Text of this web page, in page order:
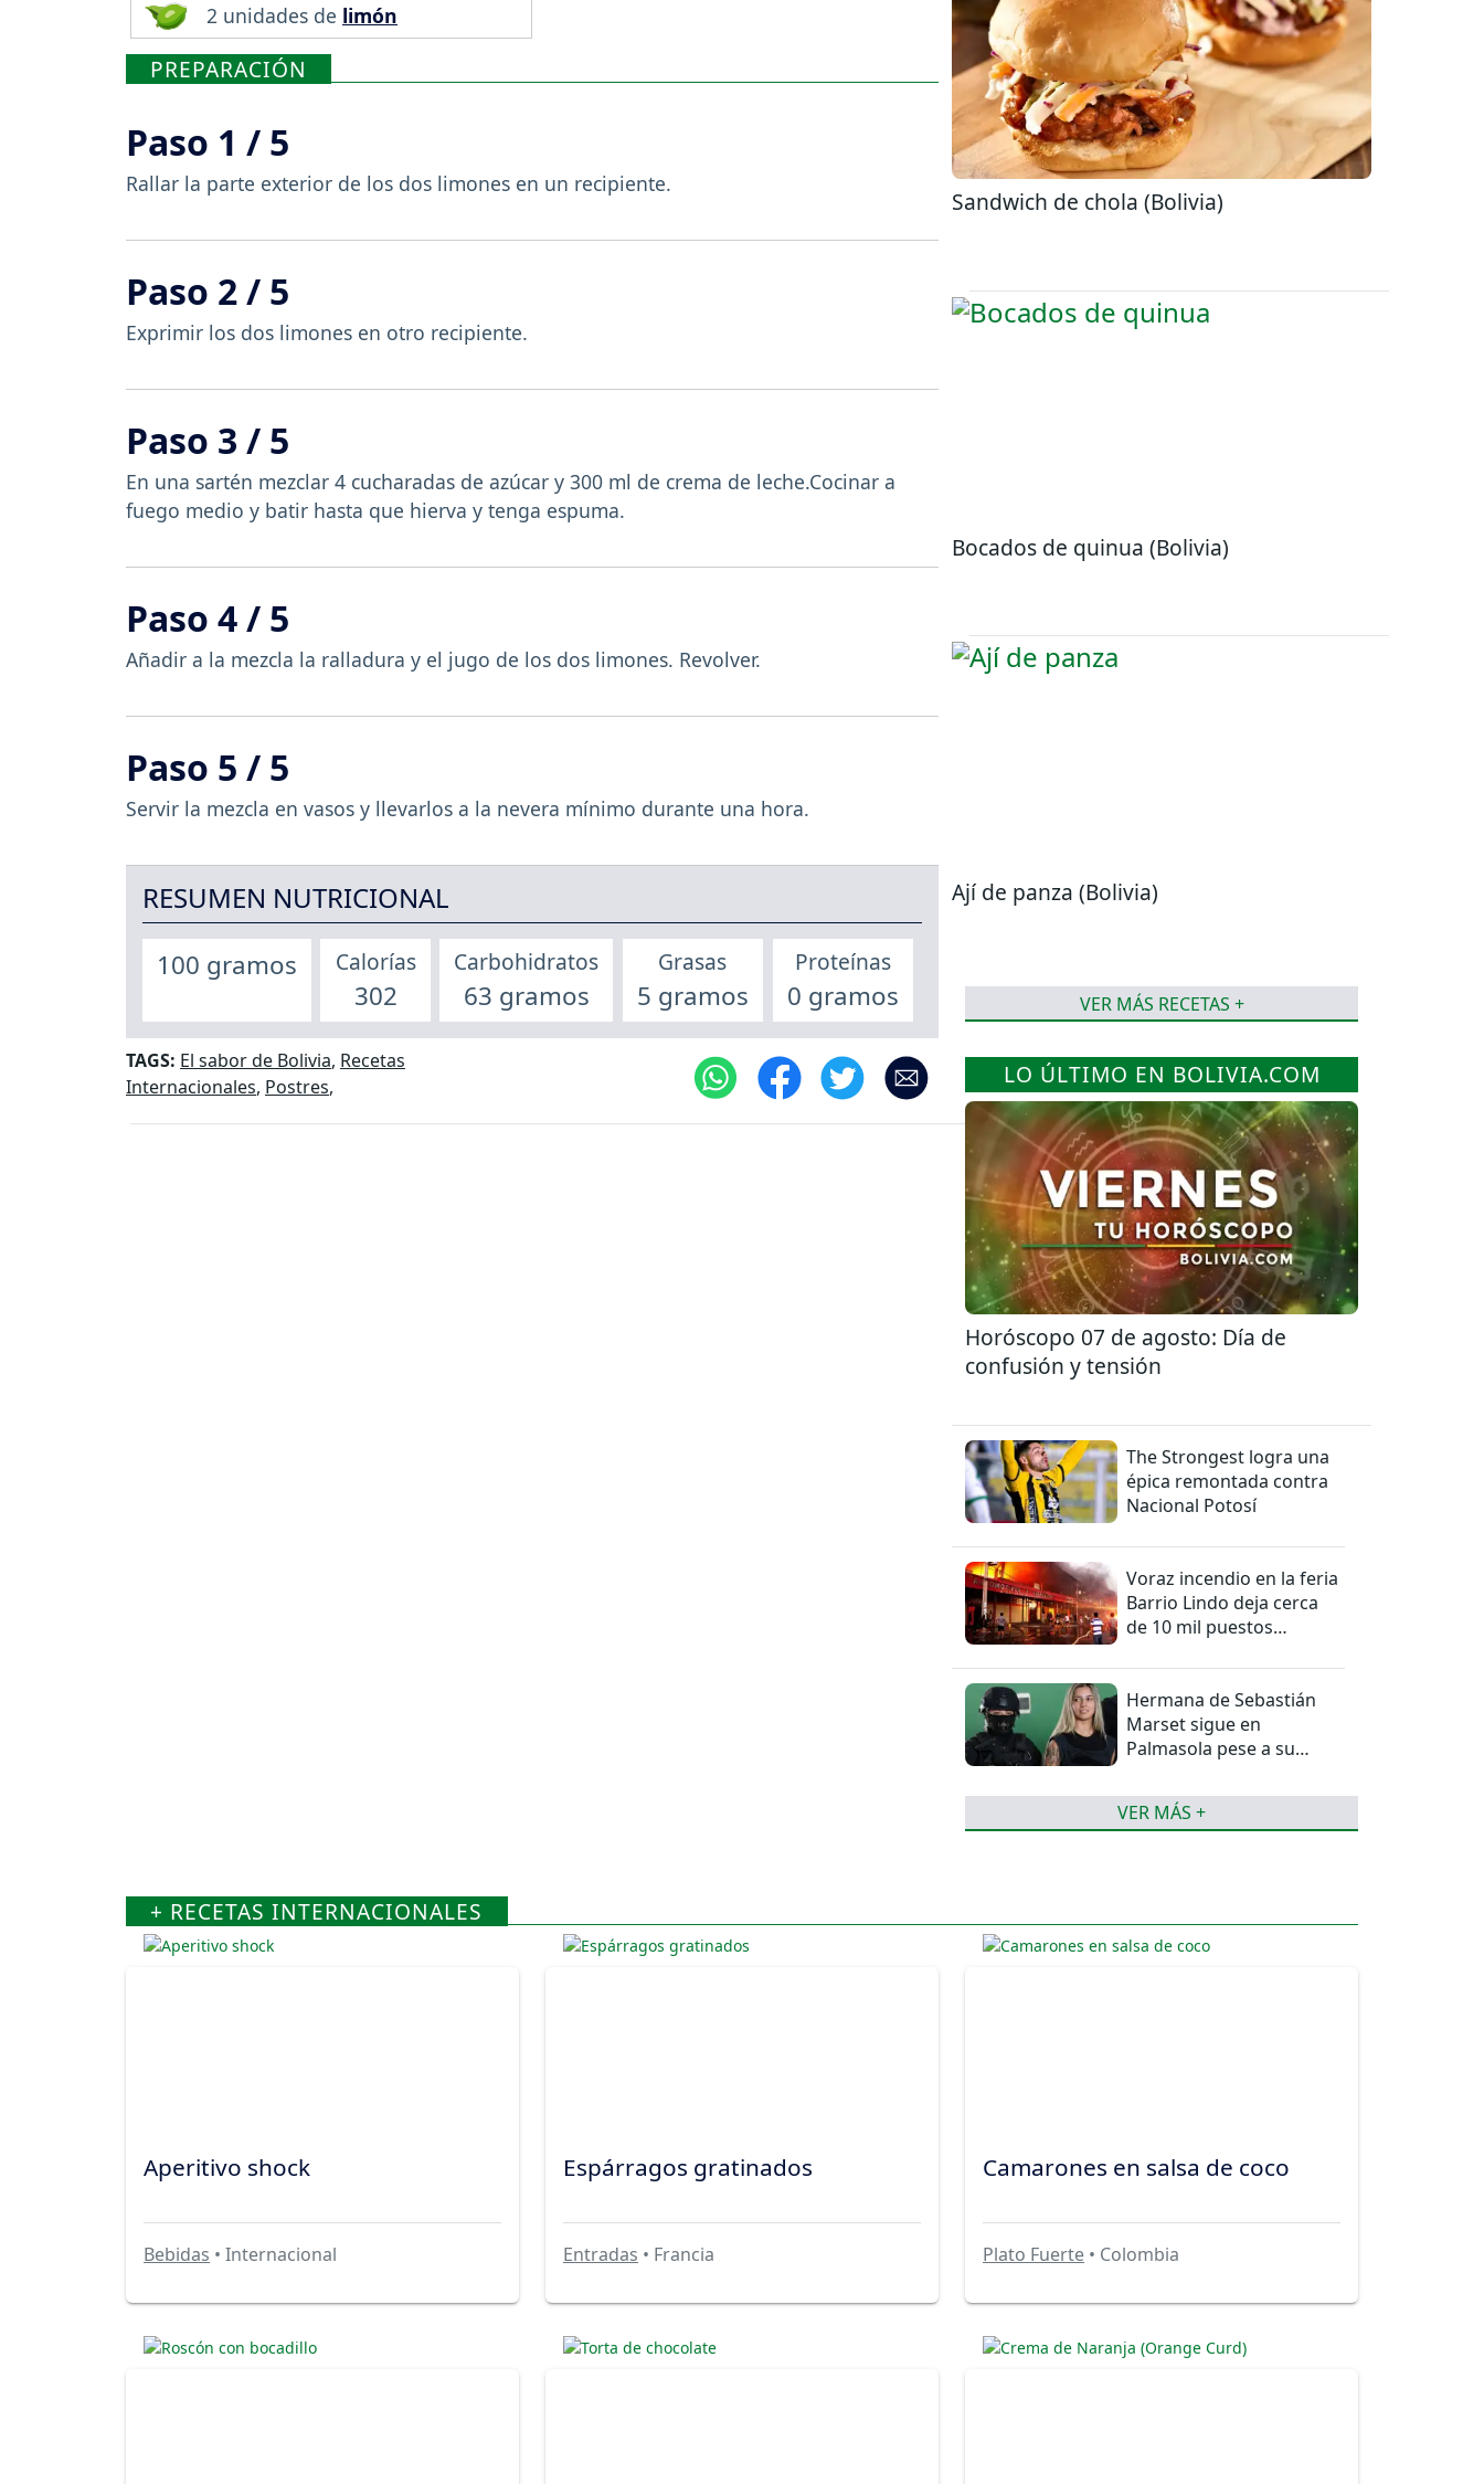
2 unidades de limón
PREPARACIÓN
Paso 1 / 5
Rallar la parte exterior de los dos limones en un recipiente.
Paso 2 / 5
Exprimir los dos limones en otro recipiente.
Paso 3 / 5
En una sartén mezclar 4 cucharadas de azúcar y 300 ml de crema de leche.Cocinar a
fuego medio y batir hasta que hierva y tenga espuma.
Paso 4 / 5
Añadir a la mezcla la ralladura y el jugo de los dos limones. Revolver.
Paso 5 / 5
Servir la mezcla en vasos y llevarlos a la nevera mínimo durante una hora.
RESUMEN NUTRICIONAL
100 gramos Calorías
302
Carbohidratos
63 gramos
Grasas
5 gramos
Proteínas
0 gramos
TAGS: El sabor de Bolivia, Recetas
Internacionales, Postres,
Sandwich de chola (Bolivia)
Bocados de quinua (Bolivia)
Ají de panza (Bolivia)
VER MÁS RECETAS +
LO ÚLTIMO EN BOLIVIA.COM
Horóscopo 07 de agosto: Día de
confusión y tensión
The Strongest logra una
épica remontada contra
Nacional Potosí
Voraz incendio en la feria
Barrio Lindo deja cerca
de 10 mil puestos
Hermana de Sebastián
Marset sigue en
Palmasola pese a su
VER MÁS +
+ RECETAS INTERNACIONALES
Aperitivo shock
Bebidas • Internacional
Espárragos gratinados
Entradas • Francia
Camarones en salsa de coco
Plato Fuerte • Colombia